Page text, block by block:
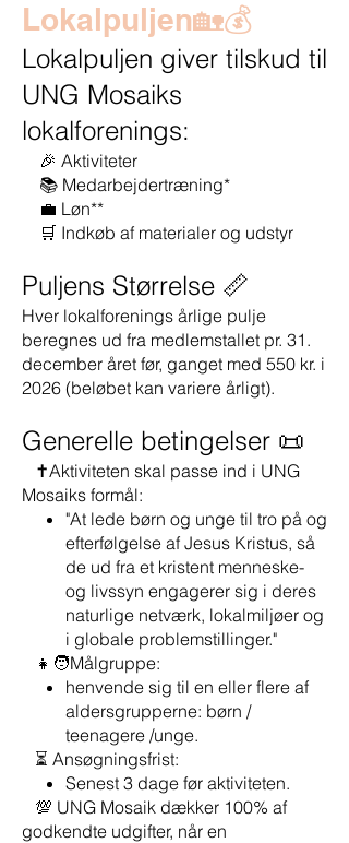
Lokalpuljen🏡💰
Lokalpuljen giver tilskud til
UNG Mosaiks
lokalforenings:
🎉 Aktiviteter
📚 Medarbejdertræning*
💼 Løn**
🛒 Indkøb af materialer og udstyr
Puljens Størrelse 📏
Hver lokalforenings årlige pulje
beregnes ud fra medlemstallet pr. 31.
december året før, ganget med 550 kr. i
2026 (beløbet kan variere årligt).
Generelle betingelser 📜
✝️Aktiviteten skal passe ind i UNG
Mosaiks formål:
"At lede børn og unge til tro på og
efterfølgelse af Jesus Kristus, så
de ud fra et kristent menneske-
og livssyn engagerer sig i deres
naturlige netværk, lokalmiljøer og
i globale problemstillinger."
👧🧑Målgruppe:
henvende sig til en eller flere af
aldersgrupperne: børn /
teenagere /unge.
⏳ Ansøgningsfrist:
Senest 3 dage før aktiviteten.
💯 UNG Mosaik dækker 100% af
godkendte udgifter, når en